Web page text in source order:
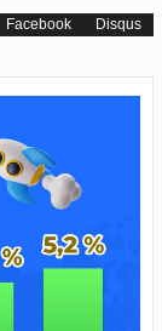
Facebook Disqus